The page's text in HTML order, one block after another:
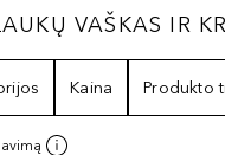
VAŠKAS IR
VAŠKAS IR
Kaina Produkto